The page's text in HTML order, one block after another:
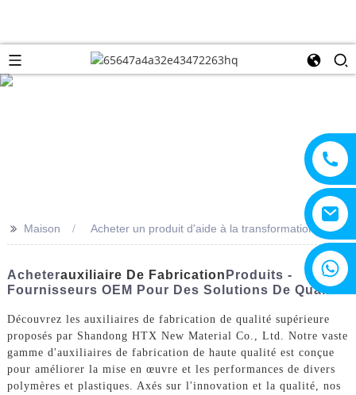
>> Maison Acheter un produit d'aide à la transformation
AcheterAuxiliaire De Fabrication Produits -
Fournisseurs OEM Pour Des Solutions De Qualité
Découvrez les auxiliaires de fabrication de qualité supérieure
proposés par Shandong HTX New Material Co., Ltd. Notre vaste
gamme d'auxiliaires de fabrication de haute qualité est conçue
pour améliorer la mise en œuvre et les performances de divers
polymères et plastiques. Axés sur l'innovation et la qualité, nos